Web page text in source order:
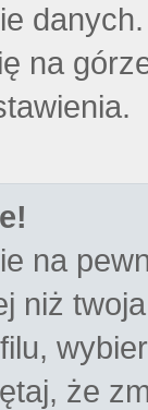
na
na
niż
że